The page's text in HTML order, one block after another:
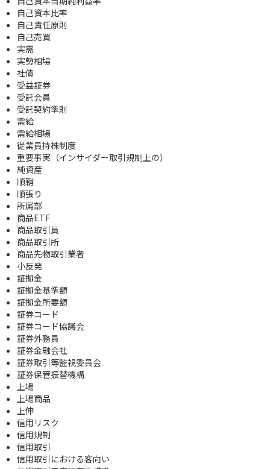
自己資本比率
自己責任原則
自己売買
実需
実勢相場
社債
受益証券
受託会員
受託契約準則
需給
需給相場
従業員持株制度
重要事実（インサイダー取引規制上の）
純資産
順鞘
順張り
所属部
商品ETF
商品取引員
商品取引所
商品先物取引業者
小反発
証拠金
証拠金基準額
証拠金所要額
証券コード
証券コード協議会
証券外務員
証券金融会社
証券取引等監視委員会
証券保管振替機構
上場
上場商品
上伸
信用リスク
信用規制
信用取引
信用取引における客向い